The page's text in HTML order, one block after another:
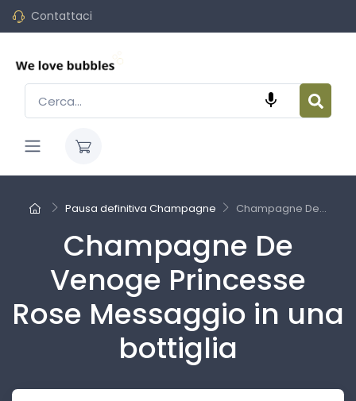
Contattaci

Pausa definitiva Champagne Champagne De...
Champagne De
Venoge Princesse
Rose Messaggio in una
bottiglia